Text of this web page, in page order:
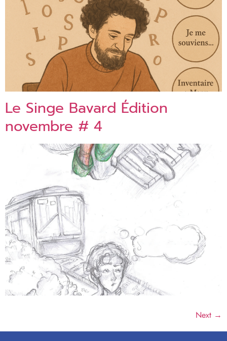
Le Singe Bavard Édition
novembre # 4
Next →